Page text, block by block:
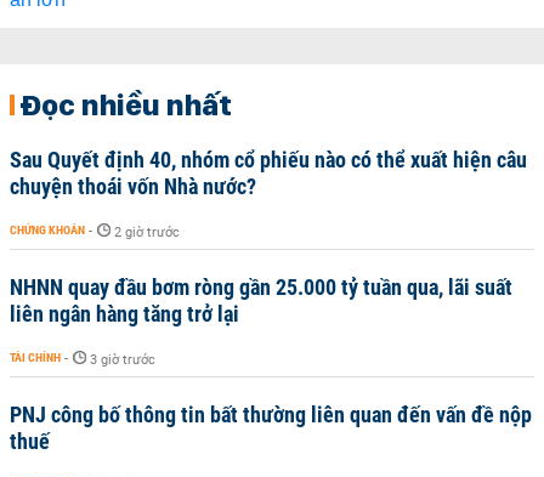
Đọc nhiều nhất
Sau Quyết định 40, nhóm cổ phiếu nào có thể xuất hiện câu
chuyện thoái vốn Nhà nước?
CHỨNG KHOÁN - 2 giờ trước
NHNN quay đầu bơm ròng gần 25.000 tỷ tuần qua, lãi suất
liên ngân hàng tăng trở lại
TÀI CHÍNH - 3 giờ trước
PNJ công bố thông tin bất thường liên quan đến vấn đề nộp
thuế